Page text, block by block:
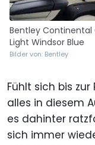
Bentley Continental
Light Windsor Blue
Bilder von: Bentley
Fühlt sich bis
alles in diesem
es dahinter
sich immer